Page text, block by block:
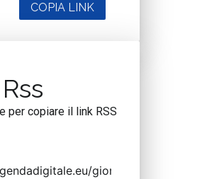
COPIA LINK
per copiare il link RSS